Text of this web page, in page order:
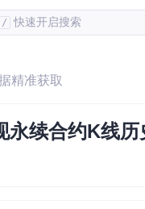
/ 快速开启搜索
精准获取
续合约K线历